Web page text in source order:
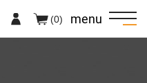
menu
(0)